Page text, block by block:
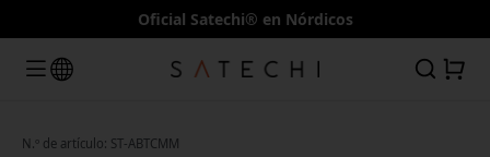
Oficial Satechi® en Nórdicos
N.º de artículo: ST-ABTCMM